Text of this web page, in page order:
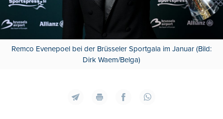
Remco Evenepoel bei der Brüsseler Sportgala im Januar (Bild:
Dirk Waem/Belga)